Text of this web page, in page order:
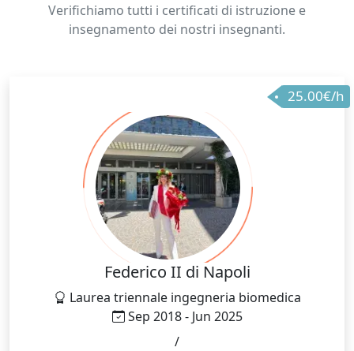
Verifichiamo tutti i certificati di istruzione e
insegnamento dei nostri insegnanti.
25.00€/h
Federico II di Napoli
Laurea triennale ingegneria biomedica
Sep 2018 - Jun 2025
/